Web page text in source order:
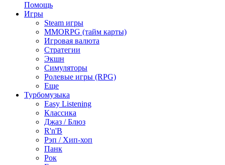
Помощь
Игры
Steam игры
MMORPG (тайм карты)
Игровая валюта
Стратегии
Экшн
Симуляторы
Ролевые игры (RPG)
Еще
Турбомузыка
Easy Listening
Классика
Джаз / Блюз
R'n'B
Рэп / Хип-хоп
Панк
Рок